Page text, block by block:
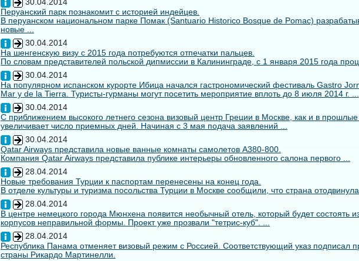
30.04.2014
Перуанский парк познакомит с историей индейцев.
В перуанском национальном парке Помак (Santuario Historico Bosque de Pomac)
новые ...
30.04.2014
На шенгенскую визу с 2015 года потребуются отпечатки пальцев.
По словам представителей польской дипмиссии в Калининграде, с 1 января 2015 года
30.04.2014
На популярном испанском курорте Ибица начался гастрономический фестиваль Gastro
Mar y de la Tierra. Туристы-гурманы могут посетить мероприятие вплоть до 8 июля 2014 г. ...
30.04.2014
С приближением высокого летнего сезона визовый центр Греции в Москве, как и в прошлые
увеличивает число приемных дней. Начиная с 3 мая подача заявлений ...
30.04.2014
Qatar Airways представила новые ванные комнаты самолетов A380-800.
Компания Qatar Airways представила публике интерьеры обновленного салона первого ...
28.04.2014
Новые требования Турции к паспортам перенесены на конец года.
В отделе культуры и туризма посольства Турции в Москве сообщили, что страна отодвинула
28.04.2014
В центре немецкого города Мюнхена появится необычный отель, который будет состоять
корпусов неправильной формы. Проект уже прозвали "тетрис-куб". ...
28.04.2014
Республика Панама отменяет визовый режим с Россией. Соответствующий указ подписал
страны Рикардо Мартинелли.